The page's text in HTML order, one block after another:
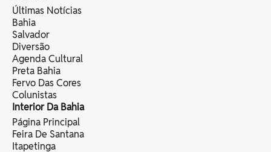
Últimas Notícias
Bahia
Salvador
Diversão
Agenda Cultural
Preta Bahia
Fervo Das Cores
Colunistas
Interior Da Bahia
Página Principal
Feira De Santana
Itapetinga